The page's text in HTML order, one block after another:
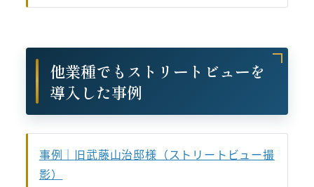
他業種でもストリートビューを
導入した事例
事例｜旧武藤山治邸様（ストリートビュー撮
影）